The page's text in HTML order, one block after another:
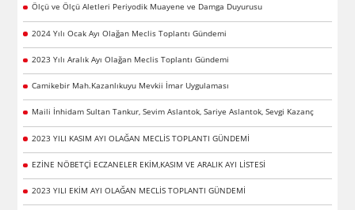
Ölçü ve Ölçü Aletleri Periyodik Muayene ve Damga Duyurusu
2024 Yılı Ocak Ayı Olağan Meclis Toplantı Gündemi
2023 Yılı Aralık Ayı Olağan Meclis Toplantı Gündemi
Camikebir Mah.Kazanlıkuyu Mevkii İmar Uygulaması
Maili İnhidam Sultan Tankur, Sevim Aslantok, Sariye Aslantok, Sevgi Kazanç
2023 YILI KASIM AYI OLAĞAN MECLİS TOPLANTI GÜNDEMİ
EZİNE NÖBETÇİ ECZANELER EKİM,KASIM VE ARALIK AYI LİSTESİ
2023 YILI EKİM AYI OLAĞAN MECLİS TOPLANTI GÜNDEMİ